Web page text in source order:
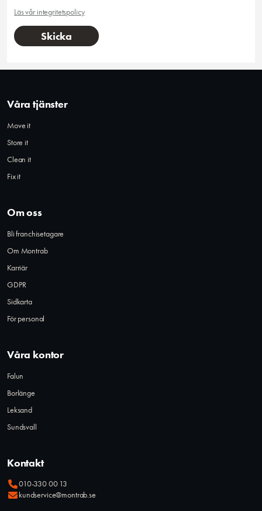
Läs vår integritetspolicy
Våra tjänster
Move it
Store it
Clean it
Fix it
Om oss
Bli franchisetagare
Om Montrab
Karriär
GDPR
Sidkarta
För personal
Våra kontor
Falun
Borlänge
Leksand
Sundsvall
Kontakt
010-330 00 13
kundservice@montrab.se